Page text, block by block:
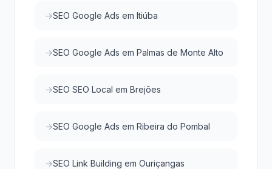
SEO Google Ads em Itiúba
SEO Google Ads em Palmas de Monte Alto
SEO SEO Local em Brejões
SEO Google Ads em Ribeira do Pombal
SEO Link Building em Ouriçangas